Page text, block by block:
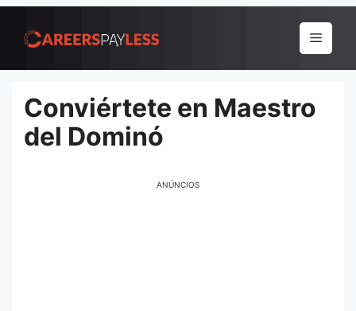
para
conteúdo
Menu
Conviértete en Maestro
del Dominó
ANÚNCIOS